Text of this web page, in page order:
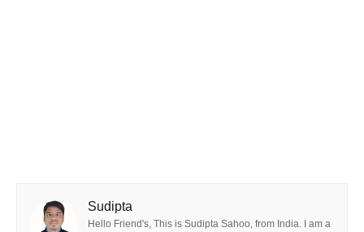
Sudipta
Hello Friend's, This is Sudipta Sahoo, from India. I am a